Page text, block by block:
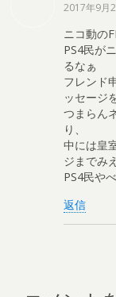
2017年9月
ニコ動の
PS4民が
るなぁ
フレンド
ッセージ
つまらん
り、
中には皇
ジまでみ
PS4民や
返信